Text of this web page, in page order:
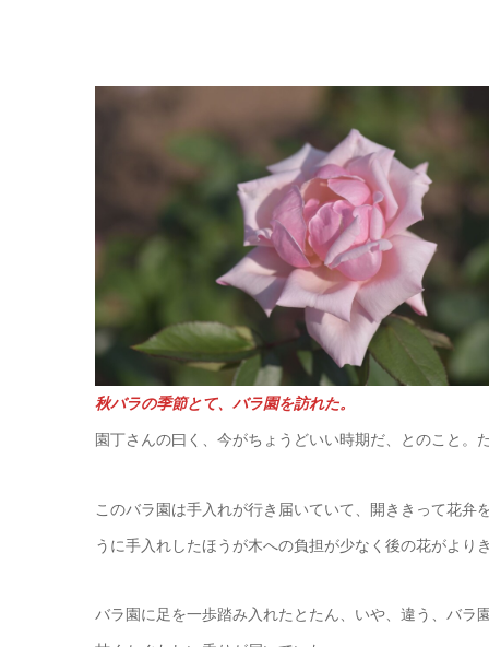
秋バラの季節とて、バラ園を訪れた。
園丁さんの曰く、今がちょうどいい時期だ、とのこと
このバラ園は手入れが行き届いていて、開ききって花
うに手入れしたほうが木への負担が少なく後の花がよ
バラ園に足を一歩踏み入れたとたん、いや、違う、バラ